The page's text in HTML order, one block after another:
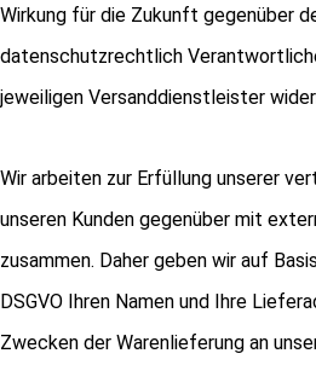
Wirkung für die Zukunft gegenüber
datenschutzrechtlich
jeweiligen Versanddienstleister
Wir arbeiten zur Erfüllung unserer
unseren Kunden gegenüber mit
zusammen. Daher geben wir auf
DSGVO Ihren Namen und Ihre
Zwecken der Warenlieferung an